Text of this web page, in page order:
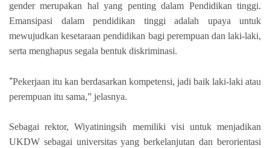
gender merupakan hal yang penting dalam Pendidikan tinggi.
Emansipasi dalam pendidikan tinggi adalah upaya untuk
mewujudkan kesetaraan pendidikan bagi perempuan dan laki-laki,
serta menghapus segala bentuk diskriminasi.
“Pekerjaan itu kan berdasarkan kompetensi, jadi baik laki-laki atau
perempuan itu sama,” jelasnya.
Sebagai rektor, Wiyatiningsih memiliki visi untuk menjadikan
UKDW sebagai universitas yang berkelanjutan dan berorientasi